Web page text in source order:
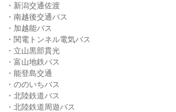
・新潟交通佐渡
・南越後交通バス
・加越能バス
・関電トンネル電気バス
・立山黒部貫光
・富山地鉄バス
・能登島交通
・ののいちバス
・北陸鉄道バス
・北陸鉄道周遊バス